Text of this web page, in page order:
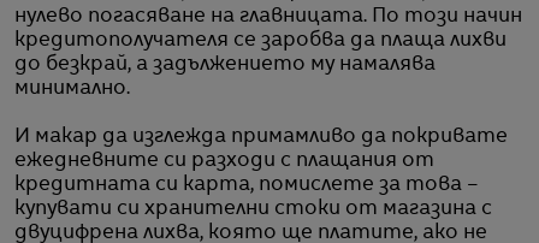
нулево погасяване на главницата. По този начин
кредитополучателя се заробва да плаща лихви
до безкрай, а задължението му намалява
минимално.
И макар да изглежда примамливо да покривате
ежедневните си разходи с плащания от
кредитната си карта, помислете за това –
купувати си хранителни стоки от магазина с
двуцифрена лихва, която ще платите, ако не